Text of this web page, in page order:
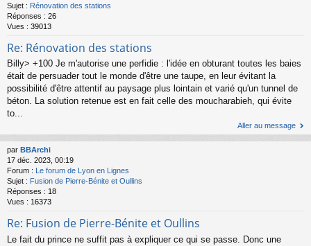
Sujet : Rénovation des stations
Réponses : 26
Vues : 39013
Re: Rénovation des stations
Billy> +100 Je m'autorise une perfidie : l'idée en obturant toutes les baies
était de persuader tout le monde d'être une taupe, en leur évitant la
possibilité d'être attentif au paysage plus lointain et varié qu'un tunnel de
béton. La solution retenue est en fait celle des moucharabieh, qui évite
to...
Aller au message
par BBArchi
17 déc. 2023, 00:19
Forum :
Le forum de Lyon en Lignes
Sujet : Fusion de Pierre-Bénite et Oullins
Réponses : 18
Vues : 16373
Re: Fusion de Pierre-Bénite et Oullins
Le fait du prince ne suffit pas à expliquer ce qui se passe. Donc une